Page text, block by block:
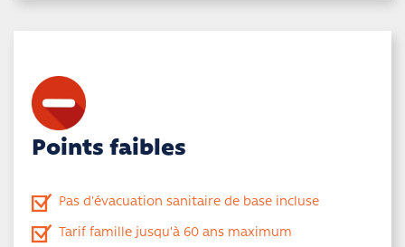
Points faibles
Pas d'évacuation sanitaire de base incluse
Tarif famille jusqu'à 60 ans maximum